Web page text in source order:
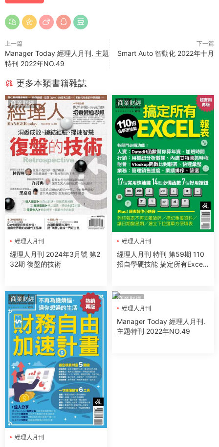
上一篇
Manager Today 經理人月刊. 主題
特刊 2022年NO.49
下一篇
Smart Auto 智動化 2022年十月
更多本類書籍雜誌
商業财經
經理人月刊
經理人月刊 2024年3月號 第2
32期 復盤的技術
商業财經
經理人月刊
經理人月刊 特刊 第59期 110
招自學硬技能 搞定所有Excel
商業财經
經理人月刊
商業财經
經理人月刊
Manager Today 經理人月刊.
主題特刊 2022年NO.49